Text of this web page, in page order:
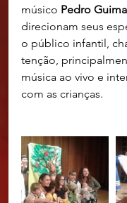
músico Pedro
direcionam seus
o público infantil,
tenção,
música ao vivo e
com as crianças.